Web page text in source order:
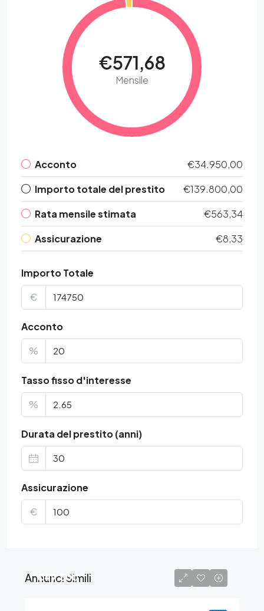
€571,68
Mensile
Acconto
€34.950,00
Importo totale del prestito
€139.800,00
Rata mensile stimata
€563,34
Assicurazione
€8,33
Importo Totale
€
Acconto
%
Tasso fisso d'interesse
%
Durata del prestito (anni)
Assicurazione
€
Annunci Simili
€49.500